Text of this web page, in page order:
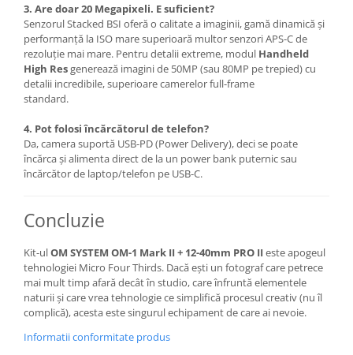
3. Are doar 20 Megapixeli. E suficient?
Senzorul Stacked BSI oferă o calitate a imaginii, gamă dinamică și
performanță la ISO mare superioară multor senzori APS-C de
rezoluție mai mare. Pentru detalii extreme, modul Handheld
High Resgenerează imagini de 50MP (sau 80MP pe trepied) cu
detalii incredibile, superioare camerelor full-frame
standard.
4. Pot folosi încărcătorul de telefon?
Da, camera suportă USB-PD (Power Delivery), deci se poate
încărca și alimenta direct de la un power bank puternic sau
încărcător de laptop/telefon pe USB-C.
Concluzie
Kit-ulOM SYSTEM OM-1 Mark II + 12-40mm PRO II este apogeul
tehnologiei Micro Four Thirds. Dacă ești un fotograf care petrece
mai mult timp afară decât în studio, care înfruntă elementele
naturii și care vrea tehnologie ce simplifică procesul creativ (nu îl
complică), acesta este singurul echipament de care ai nevoie.
Informatii conformitate produs